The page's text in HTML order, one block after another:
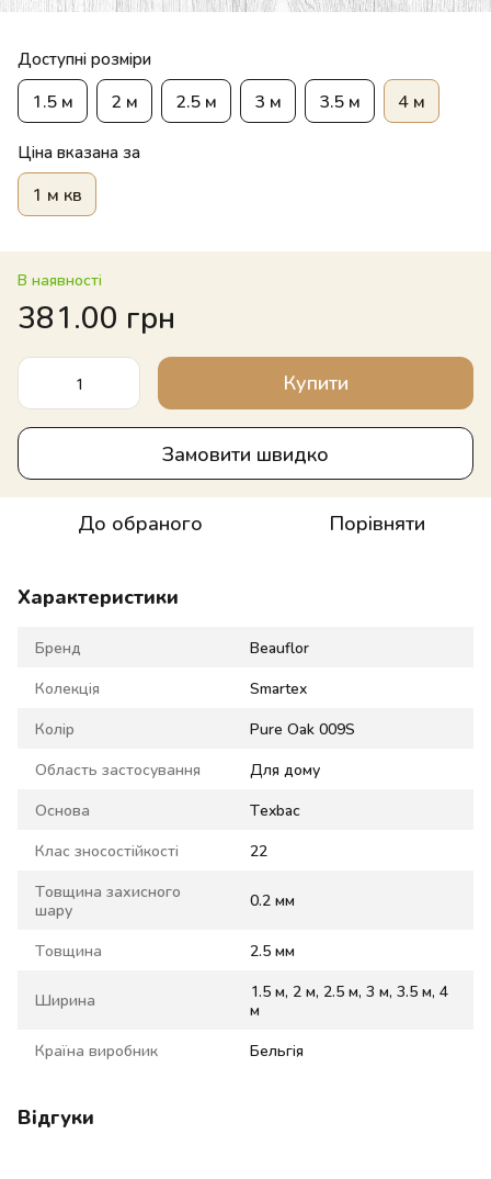
Доступні розміри
1.5 м 2 м 2.5 м 3 м 3.5 м 4 м
Ціна вказана за
1 м кв
В наявності
381.00 грн
Купити
Замовити швидко
До обраного Порівняти
Характеристики
Бренд Beauflor
Колекція Smartex
Колір Pure Oak 009S
Область застосування Для дому
Основа Texbac
Клас зносостійкості 22
Товщина захисного
шару
0.2 мм
Товщина 2.5 мм
Ширина
1.5 м, 2 м, 2.5 м, 3 м, 3.5 м, 4
м
Країна виробник Бельгія
Відгуки